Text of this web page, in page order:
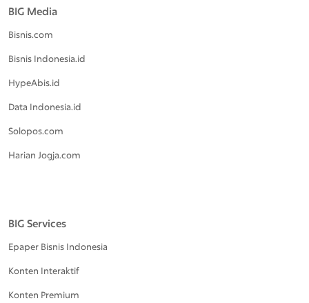
BIG Media
Bisnis.com
Bisnis Indonesia.id
HypeAbis.id
Data Indonesia.id
Solopos.com
Harian Jogja.com
BIG Services
Epaper Bisnis Indonesia
Konten Interaktif
Konten Premium